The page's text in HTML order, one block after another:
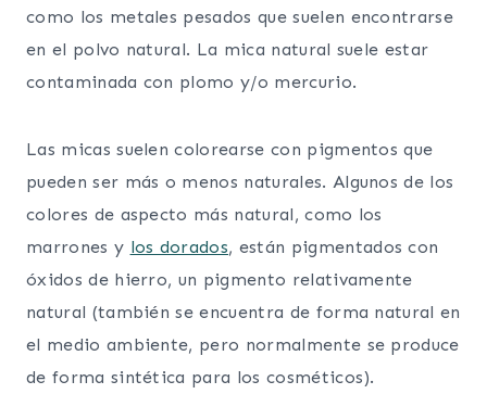
como los metales pesados que suelen encontrarse
en el polvo natural. La mica natural suele estar
contaminada con plomo y/o mercurio.
Las micas suelen colorearse con pigmentos que
pueden ser más o menos naturales. Algunos de los
colores de aspecto más natural, como los
marrones y los dorados, están pigmentados con
óxidos de hierro, un pigmento relativamente
natural (también se encuentra de forma natural en
el medio ambiente, pero normalmente se produce
de forma sintética para los cosméticos).